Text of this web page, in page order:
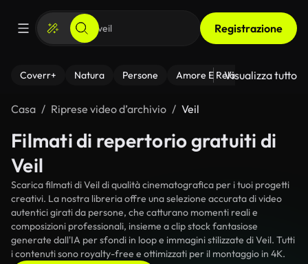
Registrazione
Coverr+ Natura Persone Amore E Relazioni Il
Visualizza tutto
Casa Riprese video d’archivio Veil
Filmati di repertorio gratuiti di
Veil
Scarica filmati di Veil di qualità cinematografica per i tuoi progetti
creativi. La nostra libreria offre una selezione accurata di video
autentici girati da persone, che catturano momenti reali e
composizioni professionali, insieme a clip stock fantasiose
generate dall'IA per sfondi in loop e immagini stilizzate di Veil. Tutti
i contenuti sono royalty-free e ottimizzati per il montaggio in 4K.